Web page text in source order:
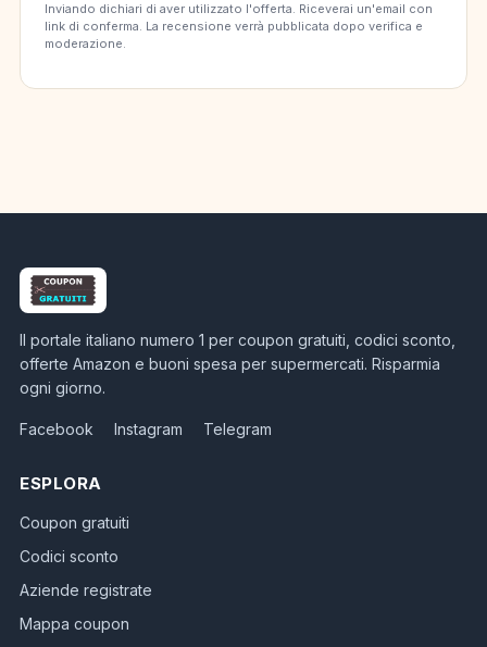
Inviando dichiari di aver utilizzato l'offerta. Riceverai un'email con
link di conferma. La recensione verrà pubblicata dopo verifica e
moderazione.
Il portale italiano numero 1 per coupon gratuiti, codici sconto,
offerte Amazon e buoni spesa per supermercati. Risparmia
ogni giorno.
Facebook Instagram Telegram
ESPLORA
Coupon gratuiti
Codici sconto
Aziende registrate
Mappa coupon